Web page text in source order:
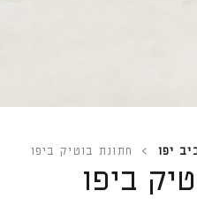
יפו > חתונת בוטיק ביפו
ביפו